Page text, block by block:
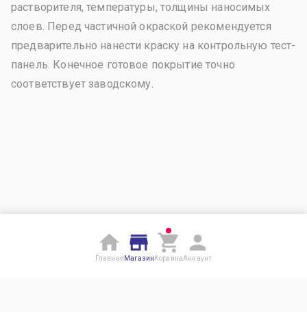
растворителя, температуры, толщины наносимых
слоев. Перед частичной окраской рекомендуется
предварительно нанести краску на контрольную тест-
панель. Конечное готовое покрытие точно
соответствует заводскому.
Главная Магазин КорзинаАккаунт